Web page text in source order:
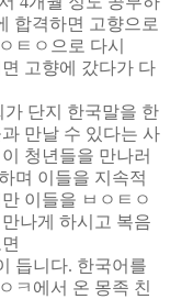
합격하면 고향으로
ㅌㅇ 으로 다시
고향에 갔다가 다
가 단지 한국말을 한
만날 수 있다는 사
청년들을 만나러
며 이들을 지속적
이들을 ㅂㅇㅌㅇ
나게 하시고 복음
듭니다. 한국어를
ㅋ에서 온 몽족 친